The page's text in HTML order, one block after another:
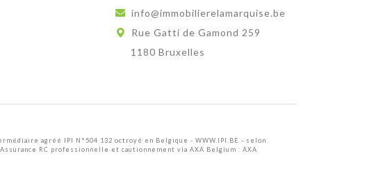
info@immobilierelamarquise.be
Rue Gatti de Gamond 259
1180 Bruxelles
agréé IPI N°504 132 octroyé en Belgique - WWW.IPI.BE - selon
RC professionnelle et cautionnement via AXA Belgium : AXA